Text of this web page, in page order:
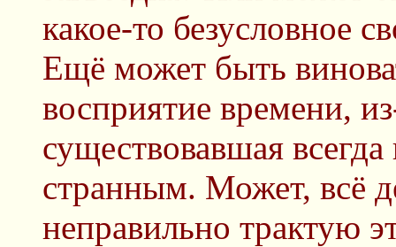
какое-то безусловное
Ещё может быть
восприятие времени,
существовавшая
странным. Может, всё
неправильно трактую